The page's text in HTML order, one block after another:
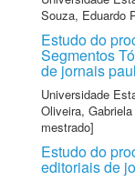
Souza, Eduardo
Estudo do
Segmentos
de jornais
Universidade
Oliveira,
mestrado]
Estudo do
editoriais de